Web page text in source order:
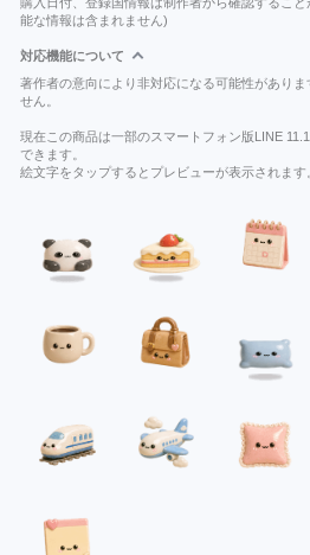
能な情報は含まれません)
対応機能について
著作者の意向により非対応になる可能性があり
せん。
現在この商品は一部のスマートフォン版LINE
できます。
絵文字をタップするとプレビューが表示されます